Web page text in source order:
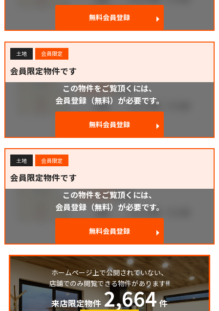
無料会員登録
土地 会員限定
会員限定物件です
この物件をご覧頂くには、
会員登録（無料）が必要です。
無料会員登録
土地 会員限定
会員限定物件です
この物件をご覧頂くには、
会員登録（無料）が必要です。
無料会員登録
ホームページ上で公開されていない、
店舗でのみ閲覧できる物件があります!!
来店限定物件 2,664 件